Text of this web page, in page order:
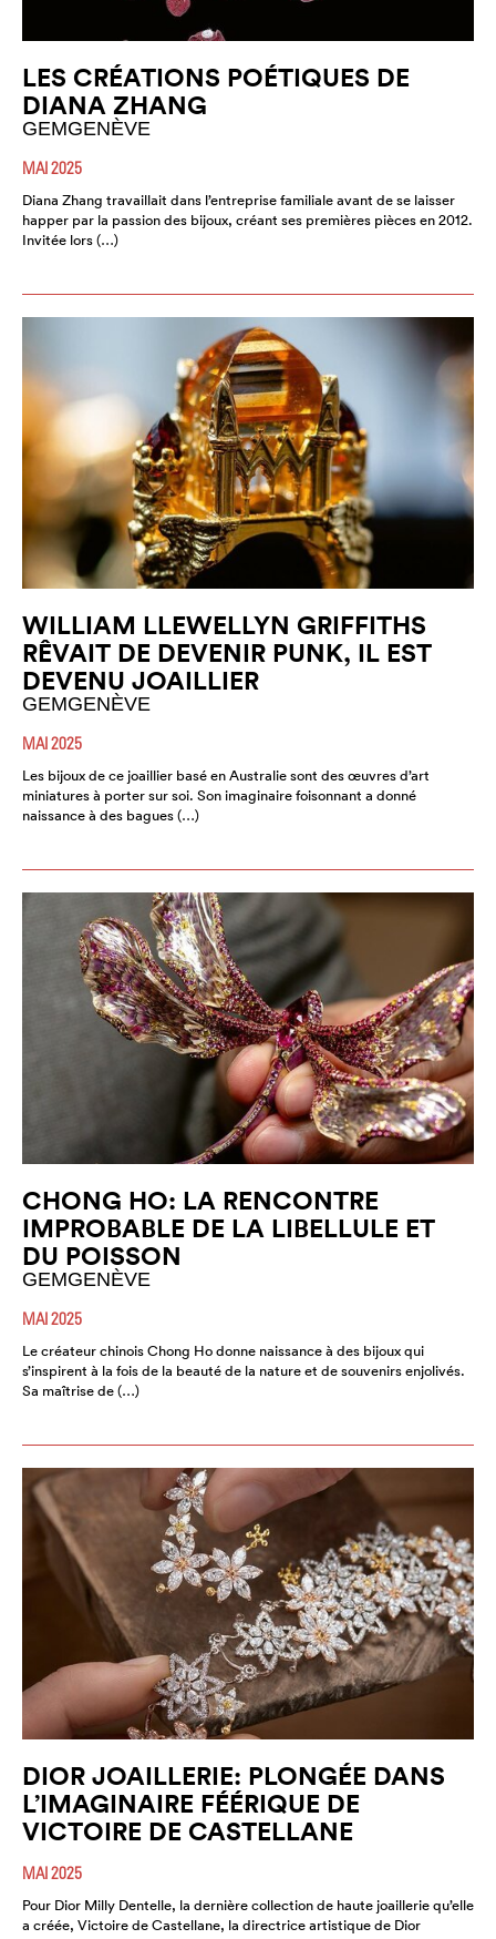
LES CRÉATIONS POÉTIQUES DE
DIANA ZHANG
GEMGENÈVE
MAI 2025
Diana Zhang travaillait dans l’entreprise familiale avant de se laisser
happer par la passion des bijoux, créant ses premières pièces en 2012.
Invitée lors (…)
WILLIAM LLEWELLYN GRIFFITHS
RÊVAIT DE DEVENIR PUNK, IL EST
DEVENU JOAILLIER
GEMGENÈVE
MAI 2025
Les bijoux de ce joaillier basé en Australie sont des œuvres d’art
miniatures à porter sur soi. Son imaginaire foisonnant a donné
naissance à des bagues (…)
CHONG HO: LA RENCONTRE
IMPROBABLE DE LA LIBELLULE ET
DU POISSON
GEMGENÈVE
MAI 2025
Le créateur chinois Chong Ho donne naissance à des bijoux qui
s’inspirent à la fois de la beauté de la nature et de souvenirs enjolivés.
Sa maîtrise de (…)
DIOR JOAILLERIE: PLONGÉE DANS
L’IMAGINAIRE FÉÉRIQUE DE
VICTOIRE DE CASTELLANE
MAI 2025
Pour Dior Milly Dentelle, la dernière collection de haute joaillerie qu’elle
a créée, Victoire de Castellane, la directrice artistique de Dior